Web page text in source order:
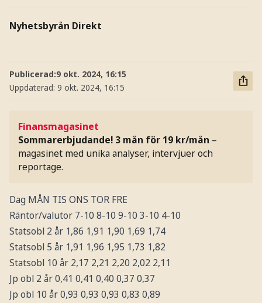
Nyhetsbyrån Direkt
Publicerad:9 okt. 2024, 16:15
Uppdaterad: 9 okt. 2024, 16:15
Finansmagasinet
Sommarerbjudande! 3 mån för 19 kr/mån –
magasinet med unika analyser, intervjuer och
reportage.
Dag MÅN TIS ONS TOR FRE
Räntor/valutor 7-10 8-10 9-10 3-10 4-10
Statsobl 2 år 1,86 1,91 1,90 1,69 1,74
Statsobl 5 år 1,91 1,96 1,95 1,73 1,82
Statsobl 10 år 2,17 2,21 2,20 2,02 2,11
Jp obl 2 år 0,41 0,41 0,40 0,37 0,37
Jp obl 10 år 0,93 0,93 0,93 0,83 0,89